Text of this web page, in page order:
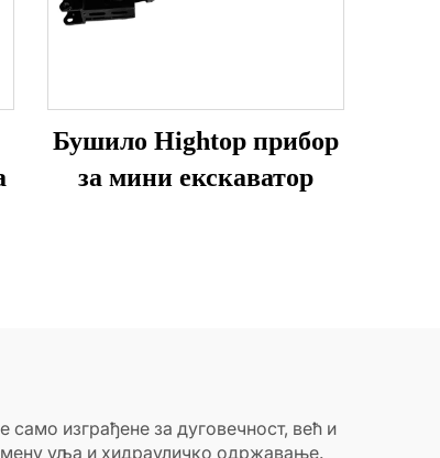
Бушило Hightop прибор
за мини екскаватор
изграђене за дуговечност, већ и
уља и хидрауличко одржавање.